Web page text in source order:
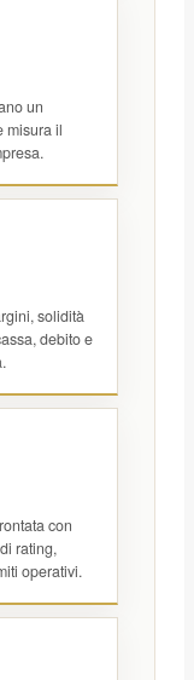
un
misura il
solidità
debito e
con
rating,
operativi.